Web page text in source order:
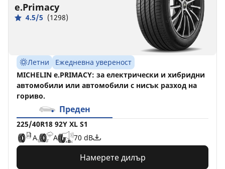
e.Primacy
4.5/5 (1298)
Летни
Ежедневна увереност
MICHELIN e.PRIMACY: за електрически и хибридни
автомобили или автомобили с нисък разход на
гориво.
Преден
225/40R18 92Y XL S1
A
A 70 dB
Намерете дилър